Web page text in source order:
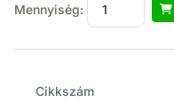
Mennyiség:
Cikkszám